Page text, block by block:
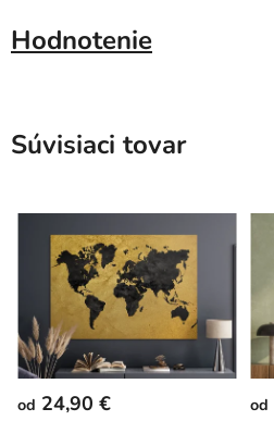
Hodnotenie
Súvisiaci tovar
od 24,90 € od